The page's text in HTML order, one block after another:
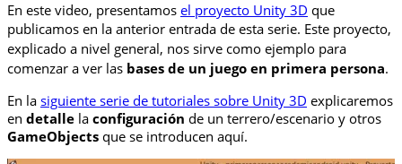
En este video, presentamos el proyecto Unity 3D que
publicamos en la anterior entrada de esta serie. Este proyecto,
explicado a nivel general, nos sirve como ejemplo para
comenzar a ver las bases de un juego en primera persona.
En la siguiente serie de tutoriales sobre Unity 3D explicaremos
en detalle la configuración de un terrero/escenario y otros
GameObjects que se introducen aquí.